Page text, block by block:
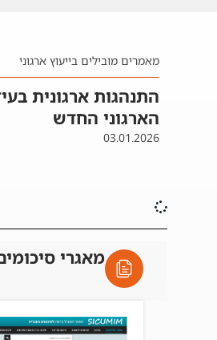
מאמרים מובילים בייעוץ ארגוני
התנהגות ארגונית
הארגוני החדש
03.01.2026
מאגרי